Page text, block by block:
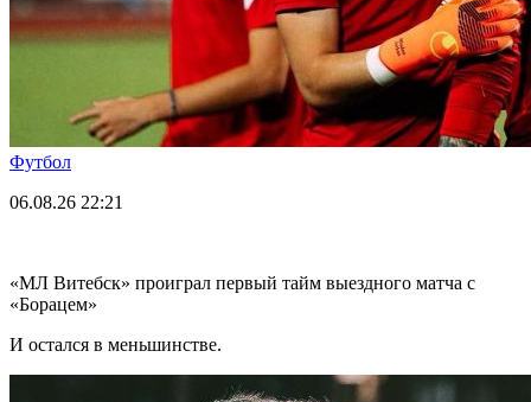
Футбол
06.08.26 22:21
«МЛ Витебск» проиграл первый тайм выездного матча с
«Борацем»
И остался в меньшинстве.